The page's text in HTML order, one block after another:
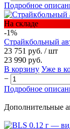
Подробное
На складе
-1%
Страйкбольный
23 751 руб. / шт
23 990 руб.
В корзину Уже в
−
Подробное
Дополнительные